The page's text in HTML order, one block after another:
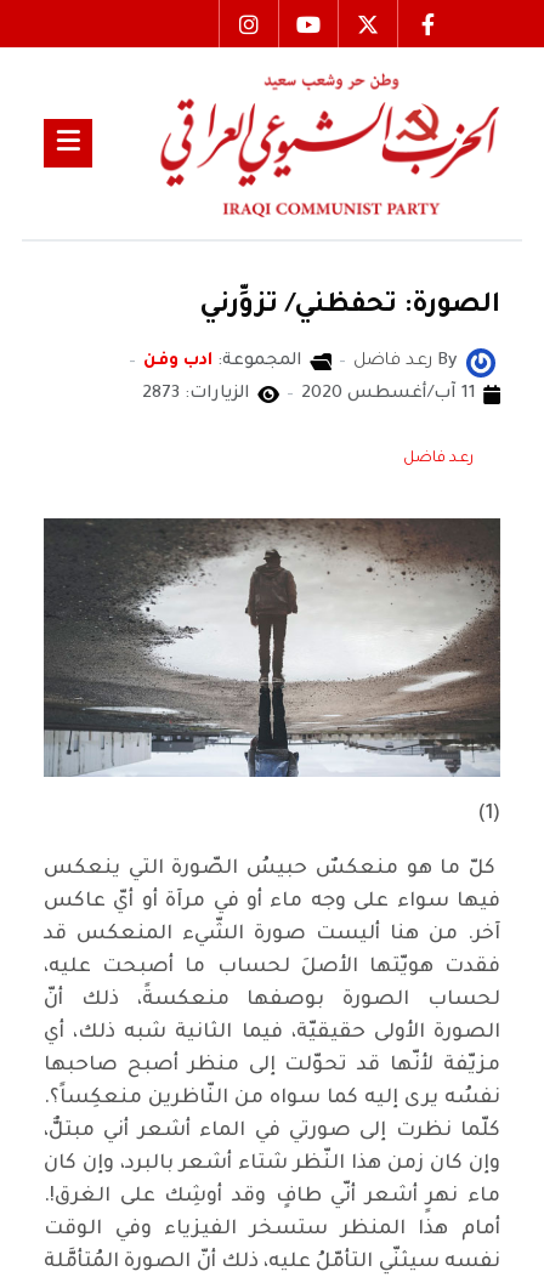
الصورة: تحفظني/ تزوِّرني
By رعـد فاضل المجموعة: ادب وفن
11 آب/أغسطس 2020
الزيارات: 2873
رعـد فاضل
(1)
كلّ ما هو منعكسٌ حبيسُ الصّورة التي ينعكس
فيها سواء على وجه ماء أو في مرآة أو أيّ عاكس
آخر. من هنا أليست صورة الشّيء المنعكس قد
فقدت هويّتها الأصلَ لحساب ما أصبحت عليه،
لحساب الصورة بوصفها منعكسةً، ذلك أنّ
الصورة الأولى حقيقيّة، فيما الثانية شبه ذلك، أي
مزيّفة لأنّها قد تحوّلت إلى منظر أصبح صاحبها
نفسُه يرى إليه كما سواه من النّاظرين منعكِساً؟.
كلّما نظرت إلى صورتي في الماء أشعر أني مبتلٌّ،
وإن كان زمن هذا النّظر شتاء أشعر بالبرد، وإن كان
ماء نهرٍ أشعر أنّي طافٍ وقد أوشِك على الغرق!.
أمام هذا المنظر ستسخر الفيزياء وفي الوقت
نفسه سيثنّي التأمّلُ عليه، ذلك أنّ الصورة المُتأمَّلة